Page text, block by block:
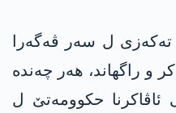
ل سەر ڤەگەرا
و راگهاند، هەر چەندە
ئاڤاکرنا حكوومه‌تێ ل